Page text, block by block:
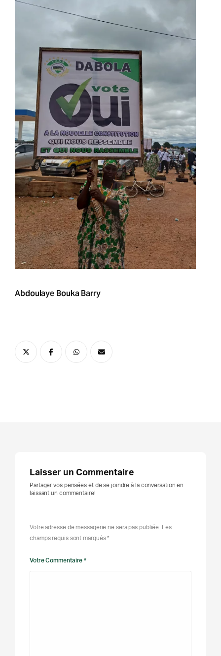
Abdoulaye Bouka Barry
Laisser un Commentaire
Partager vos pensées et de se joindre à la conversation en
laissant un commentaire!
Votre adresse de messagerie ne sera pas publiée. Les
champs requis sont marqués *
Votre Commentaire *